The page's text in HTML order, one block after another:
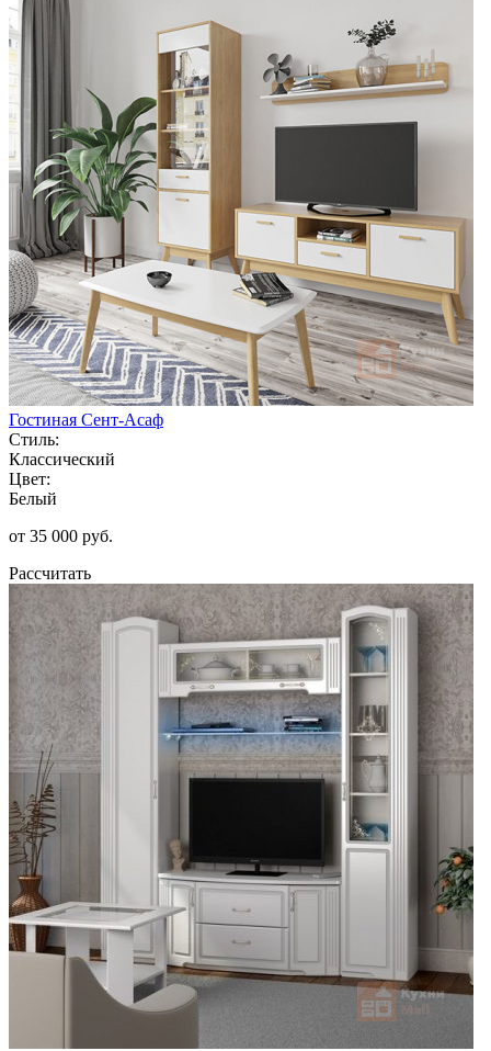
Гостиная Сент-Асаф
Стиль:
Классический
Цвет:
Белый
от 35 000 руб.
Рассчитать